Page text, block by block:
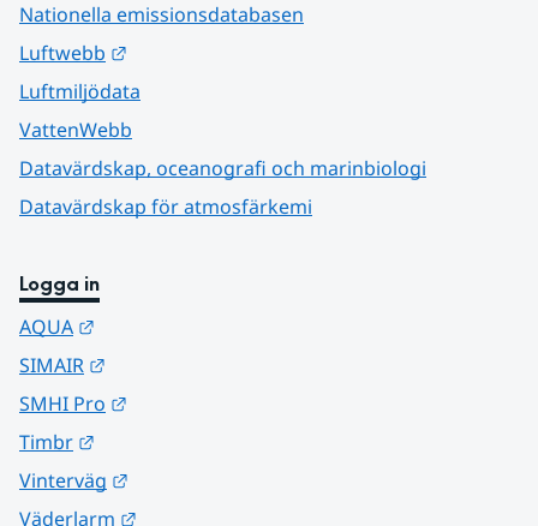
Nationella emissionsdatabasen
Luftwebb
Luftmiljödata
VattenWebb
Datavärdskap, oceanografi och marinbiologi
Datavärdskap för atmosfärkemi
Logga in
AQUA
SIMAIR
SMHI Pro
Timbr
Vinterväg
Väderlarm